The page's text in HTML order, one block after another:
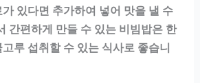
있다면 추가하여 넣어 맛을 낼 수
간편하게 만들 수 있는 비빔밥은 한
루 섭취할 수 있는 식사로 좋습니